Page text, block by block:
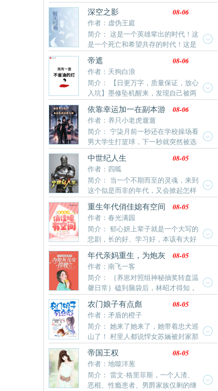
来。他也照例喝得酩酊大醉，不省人事。只是这一日，
早上再次睁眼时，一切早已天翻地覆。他媳妇儿安安静
静的躺在床上，面如死灰。一旁洗澡的木盆里安安静静
的躺着两个浑身是血的小娃儿。闭着眼，早就没了呼
吸。是一对，可爱的小闺女。于是往后的三十年，他一
日日如在地狱里活着，生不如死。再次睁眼，他回到了
这日。
大无比，和以往见过的完全不同。以前的葡萄又大又
甜，现在的葡萄：想吃我？炸不死你！不仅如此，还有
各种各样的变异动物在这巨大的植物世界中到处乱跑。
以前的猫咪可可爱爱，现在的猫咪：人，泥嚎，你可以
靠在咪宽阔的胸膛上。林云又逼着自己飞快的适应了现
在的变化，并化身囤囤鼠，在各个世界中到处乱窜捡垃
圾(划掉)囤货。变异动植物、丧尸暴雨、极夜、以及各
种各样
深空之影
作者：虚伪王庭
08-06
简介： 这是一个英雄辈出的时代！这
是一个死亡和希望共存的时代！这是
一个旧秩序和新文明之火，碰撞的时代！腐朽的联邦，
狂热的帝国，执拗的神权，蠢蠢欲动的异族，又会谱写
出什么样的宏伟史诗？
帝遮
作者：天狗白浪
08-06
简介： 【日更万字，质量保证，放心
入坑】墨修坠机醒来，发现自己被两
男一女用剑轮番劈斩。他起初只是想好好活着，没想到
这个世界有洞天福地。有仙门帝庭。有三山四海。有五
湖八荒。有九天十地。有妖，有佛，也曾有神话…..
依靠幸运加一在副本游
戏抱大腿
作者：养只小老虎遛遛
08-06
简介： 宁柒月前一秒还在学校操场看
男大学生打篮球，下一秒就突然被选
中成为副本游戏玩家。经历千辛万苦才通关第一个新手
副本，拿到了第一个道具：幸运项链（使幸运值1）跟
别人的道具比起来，简直鸡肋的没边了。殊不知，幸运
项链正在发挥她难以想象的作用力。在副本游戏随机挑
选玩家中，总能遇到一个又一个的大佬。于是便开始
了：拜一个大佬为师。得一个大佬相救。与一个大佬为
友。同时还遇到了并肩作战的伙伴。直到遇到了一个
中世纪人生
作者：四呱
08-05
简介： 当一个不期而至的灵魂，来到
这个似是而非的年代，又会掀起怎样
的风暴。是融入这个时代，成为一名骑士典范，或者驰
骋疆场，在史书上留下自己的传奇，再亦或者撕开黑
暗，引入黎明前的曙光。诺恩表示：小孩子才做选择，
我全都要。
重生年代俏佳媳有空间
作者：春光满园
08-05
简介： 郁心妍上辈子就是一个大写的
悲剧，长的好、学习好，本该有大好
的前程，却被养父母用来抵债。嫁给二婚男也就算了，
还被渣男耍手段，成了众人口中不下蛋的母鸡，被继
子、继女白眼、诅咒、欺压了大半辈子。最终，郁结于
心得了不治之症，没等来丈夫的嘘寒问暖，却等来了被
扫地出门。偏偏命运弄人，意外得知了自己不能生育的
真正原因，自己要强了一辈子，却活成了一个笑话。重
生归来，这保姆牌妻子谁爱当谁当。正想着该如何改变
困局，却偶得一方小空间，看着老天给的金手指笑眯了
眼。干净利落的踢了所谓的专情男，转身嫁给了厂里的
娶妻老大难，过起了没羞没臊、谁幸福谁知道的甜蜜小
日子。
年代亲妈重生，为炮灰
儿女撑腰！
作者：南飞一客
08-05
简介： ｛养崽对照组神秘抽奖转盘温
馨日常｝磕到脑袋后，林昭才得知，
自己是一本年代后妈养崽文里的对照组。她今天应该死
了的，谁知没死反倒觉醒了。脑海里闪过书的内容——
她死后，她的双胞胎儿子都成了舔狗、备胎，被利用个
彻底，最终下场凄惨；小儿子五岁被拐，冻死街头；小
女儿变成恶毒女配，被各种花式打脸，虐身虐心……一
家子凄惨。林
农门娘子有点彪
作者：矛盾的橙子
08-05
简介： 她来了她来了，她带着忠犬巡
山了！ 村里人都说悍女苏婳被封家那
小子宠得越发无法无天，谁还敢上门求娶这个悍女？ 干
脆让这两人自我消化得了，别让他们出来祸祸别人。 苏
婳叉腰大笑：“我单身我骄傲，我为国家省饲料，……啊
呸，省粮草。” 封璟弱弱的举手：“我娶，我娶，我们风
景如画天生就该一对儿。” 苏婳一脸嫌弃：“我~去……
帝国王权
作者：地噬洋葱
08-05
简介： 雷文·格里菲斯，一个人渣、
恶棍、性瘾患者、男爵家族仅剩的继